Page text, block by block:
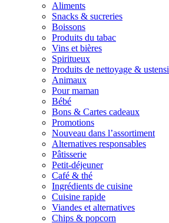
Aliments
Snacks & sucreries
Boissons
Produits du tabac
Vins et bières
Spiritueux
Produits de nettoyage &
Animaux
Pour maman
Bébé
Bons & Cartes cadeaux
Promotions
Nouveau dans l’assortiment
Alternatives responsables
Pâtisserie
Petit-déjeuner
Café & thé
Ingrédients de cuisine
Cuisine rapide
Viandes et alternatives
Chips & popcorn